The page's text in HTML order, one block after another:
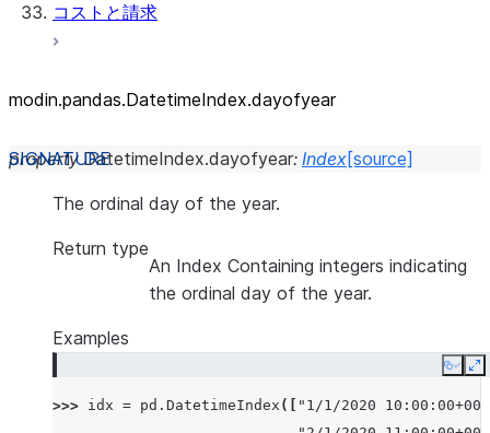
コストと請求
modin.pandas.DatetimeIndex.dayofyear
property DatetimeIndex.dayofyear: Index[source]
The ordinal day of the year.
Return type
An Index Containing integers indicating
the ordinal day of the year.
Examples
Copy
>>> idx = pd . DatetimeIndex ([
"1/1/2020